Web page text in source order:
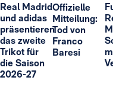
Real Madrid
und adidas
präsentieren
das zweite
Trikot für
die Saison
2026-27
Offizielle
Mitteilung:
Tod von
Franco
Baresi